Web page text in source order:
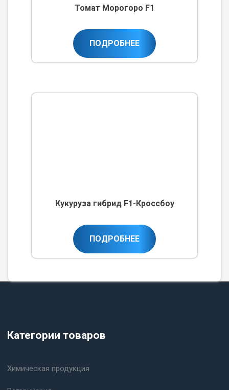
Томат Морогоро F1
ПОДРОБНЕЕ
Кукуруза гибрид F1-Кроссбоу
ПОДРОБНЕЕ
Категории товаров
Химическая продукция